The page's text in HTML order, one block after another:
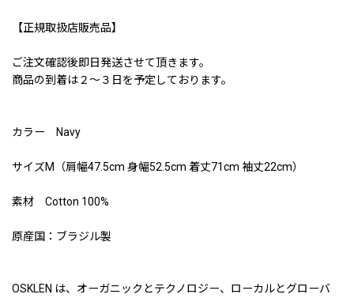
【正規取扱店販売品】
ご注文確認後即日発送させて頂きます。
商品の到着は２〜３日を予定しております。
カラー Navy
サイズM（肩幅47.5cm 身幅52.5cm 着丈71cm 袖丈22cm）
素材 Cotton 100%
原産国：ブラジル製
OSKLEN は、オーガニックとテクノロジー、ローカルとグローバ